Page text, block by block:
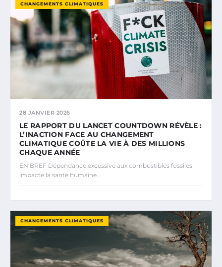
CHANGEMENTS CLIMATIQUES
28 JANVIER 2026
LE RAPPORT DU LANCET COUNTDOWN RÉVÈLE :
L’INACTION FACE AU CHANGEMENT
CLIMATIQUE COÛTE LA VIE À DES MILLIONS
CHAQUE ANNÉE
EN BREF Dépendance excessive aux combustibles fossiles
impacte la santé humaine.
CHANGEMENTS CLIMATIQUES